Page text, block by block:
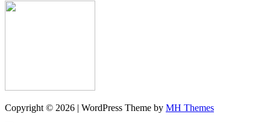
Copyright © 2026 | WordPress Theme by MH Themes